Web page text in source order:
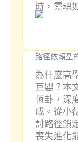
時，靈魂
路徑依賴型
為什麼高
巨嬰？本
恆卦，深
成。從小
討路徑鎖
喪失進化